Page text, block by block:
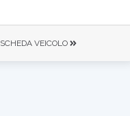
SCHEDA VEICOLO